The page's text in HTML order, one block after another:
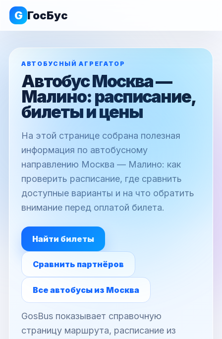
G ГосБус
АВТОБУСНЫЙ АГРЕГАТОР
Автобус Москва —
Малино: расписание,
билеты и цены
На этой странице собрана полезная
информация по автобусному
направлению Москва — Малино: как
проверить расписание, где сравнить
доступные варианты и на что обратить
внимание перед оплатой билета.
Найти билеты
Сравнить партнёров
Все автобусы из Москва
GosBus показывает справочную
страницу маршрута, расписание из